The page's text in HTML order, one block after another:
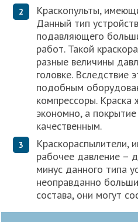
Краскопульты,
Данный тип
подавляющего
работ. Такой
разные величины
головке. Вследствие
подобным
компрессоры. Краска
экономно, а
качественным.
Краскораспылители,
рабочее давление –
минус данного типа
неоправданно
состава, они могут